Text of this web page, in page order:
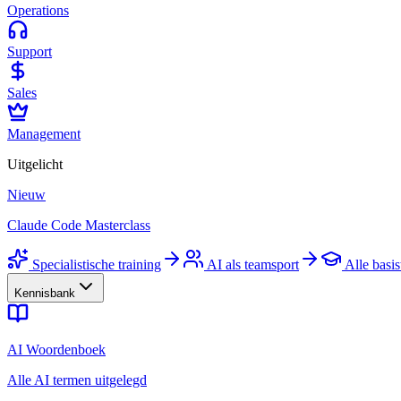
Operations
Support
Sales
Management
Uitgelicht
Nieuw
Claude Code Masterclass
Specialistische training AI als teamsport Alle
Kennisbank
AI Woordenboek
Alle AI termen uitgelegd